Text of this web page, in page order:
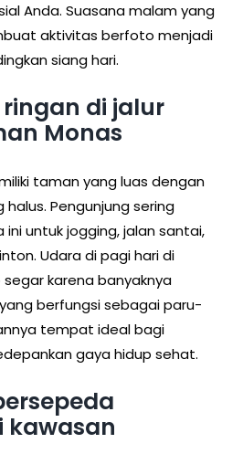
Anda. Suasana malam yang
aktivitas berfoto menjadi
siang hari.
di jalur
Monas
taman yang luas dengan
Pengunjung sering
untuk jogging, jalan santai,
Udara di pagi hari di
karena banyaknya
berfungsi sebagai paru-
tempat ideal bagi
gaya hidup sehat.
kawasan